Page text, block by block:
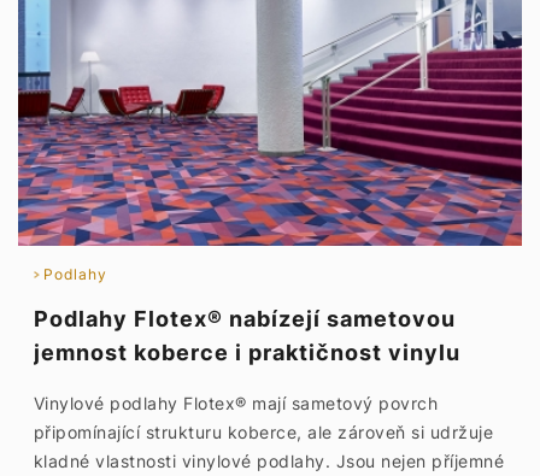
Podlahy
Podlahy Flotex® nabízejí sametovou
jemnost koberce i praktičnost vinylu
Vinylové podlahy Flotex® mají sametový povrch
připomínající strukturu koberce, ale zároveň si udržuje
kladné vlastnosti vinylové podlahy. Jsou nejen příjemné